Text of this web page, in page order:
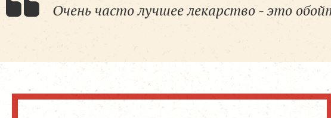
Очень часто лучшее лекарство - это